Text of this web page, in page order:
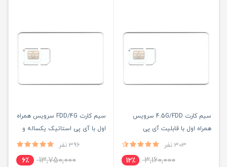
سیم کارت 4.5G/FDD سرویس
همراه اول با قابلیت آی پی
استاتیک (مخصوص مودم )
303 نفر
3,160,000 12٪
سیم کارت FDD/4G سرویس همراه
اول با آی پی استاتیک یکساله و
500 گیگ اینترنت یکساله
396 نفر
13,750,000 6٪